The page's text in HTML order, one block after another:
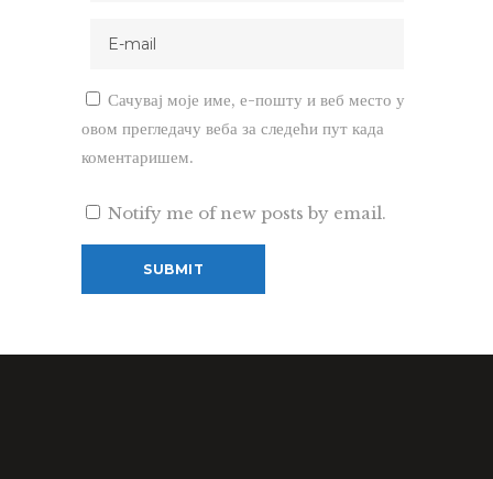
Сачувај моје име, е-пошту и веб место у
овом прегледачу веба за следећи пут када
коментаришем.
Notify me of new posts by email.